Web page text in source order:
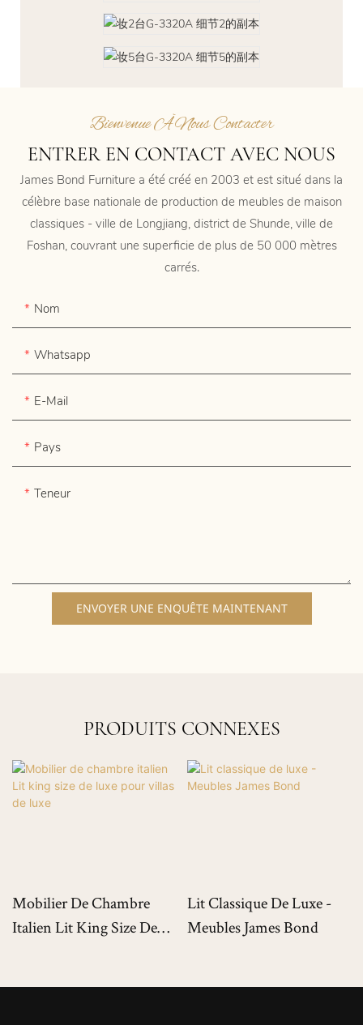
Bienvenue À Nous Contacter
ENTRER EN CONTACT AVEC NOUS
James Bond Furniture a été créé en 2003 et est situé dans la
célèbre base nationale de production de meubles de maison
classiques - ville de Longjiang, district de Shunde, ville de
Foshan, couvrant une superficie de plus de 50 000 mètres
carrés.
Nom
Whatsapp
E-Mail
Pays
Teneur
ENVOYER UNE ENQUÊTE MAINTENANT
PRODUITS CONNEXES
Mobilier De Chambre
Italien Lit King Size De
Lit Classique De Luxe -
Meubles James Bond